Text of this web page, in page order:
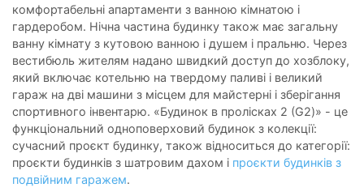
комфортабельні апартаменти з ванною кімнатою і
гардеробом. Нічна частина будинку також має загальну
ванну кімнату з кутовою ванною і душем і пральню. Через
вестибюль жителям надано швидкий доступ до хозблоку,
який включає котельню на твердому паливі і великий
гараж на дві машини з місцем для майстерні і зберігання
спортивного інвентарю. «Будинок в пролісках 2 (G2)» - це
функціональний одноповерховий будинок з колекції:
сучасний проєкт будинку, також відноситься до категорії:
проєкти будинків з шатровим дахом і проєкти будинків з
подвійним гаражем.